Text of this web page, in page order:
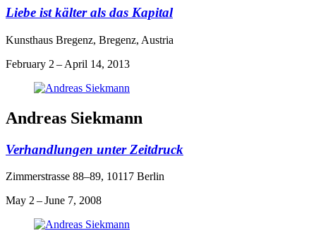
Liebe ist kälter als das Kapital
Kunsthaus Bregenz, Bregenz, Austria
February 2 – April 14, 2013
Andreas Siekmann
Verhandlungen unter Zeitdruck
Zimmerstrasse 88–89, 10117 Berlin
May 2 – June 7, 2008